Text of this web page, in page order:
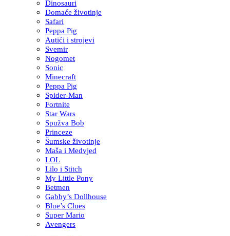
Dinosauri
Domaće životinje
Safari
Peppa Pig
Autići i strojevi
Svemir
Nogomet
Sonic
Minecraft
Peppa Pig
Spider-Man
Fortnite
Star Wars
Spužva Bob
Princeze
Šumske životinje
Maša i Medvjed
LOL
Lilo i Stitch
My Little Pony
Betmen
Gabby’s Dollhouse
Blue’s Clues
Super Mario
Avengers